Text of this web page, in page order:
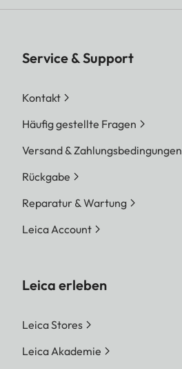
Service & Support
Kontakt
Häufig gestellte Fragen
Versand & Zahlungsbedingungen
Rückgabe
Reparatur & Wartung
Leica Account
Leica erleben
Leica Stores
Leica Akademie